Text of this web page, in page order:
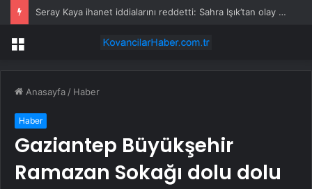
Seray Kaya ihanet iddialarını reddetti: Sahra Işık’tan olay gönderme geldi
Menü
Anasayfa / Haber
Haber
Gaziantep Büyükşehir
Ramazan Sokağı dolu dolu